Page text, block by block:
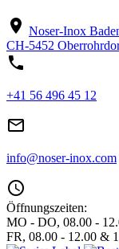
location_on Noser-Inox
CH-5452
phone
+41 56 496 45 12
mail_outline
info@noser-inox.com
access_time
Öffnungszeiten:
MO - DO, 08.00 -
FR, 08.00 - 12.00 &